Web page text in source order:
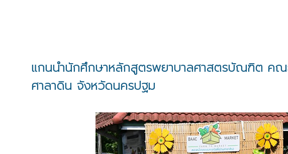
แกนนำนักศึกษาหลักสูตรพยาบาลศาสตรบัณฑิต คณ
ศาลาดิน จังหวัดนครปฐม